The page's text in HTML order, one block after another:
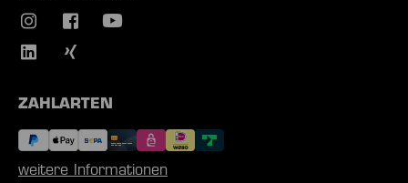
ZAHLARTEN
weitere Informationen